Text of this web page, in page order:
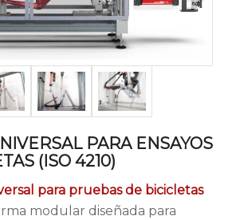
PARA ENSAYOS
(ISO 4210)
para pruebas de bicicletas
modular diseñada para